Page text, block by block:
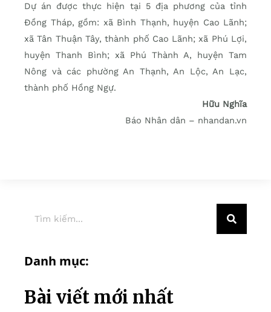
Dự án được thực hiện tại 5 địa phương của tỉnh
Đồng Tháp, gồm: xã Bình Thạnh, huyện Cao Lãnh;
xã Tân Thuận Tây, thành phố Cao Lãnh; xã Phú Lợi,
huyện Thanh Bình; xã Phú Thành A, huyện Tam
Nông và các phường An Thạnh, An Lộc, An Lạc,
thành phố Hồng Ngự.
Hữu Nghĩa
Báo Nhân dân – nhandan.vn
Danh mục:
Bài viết mới nhất